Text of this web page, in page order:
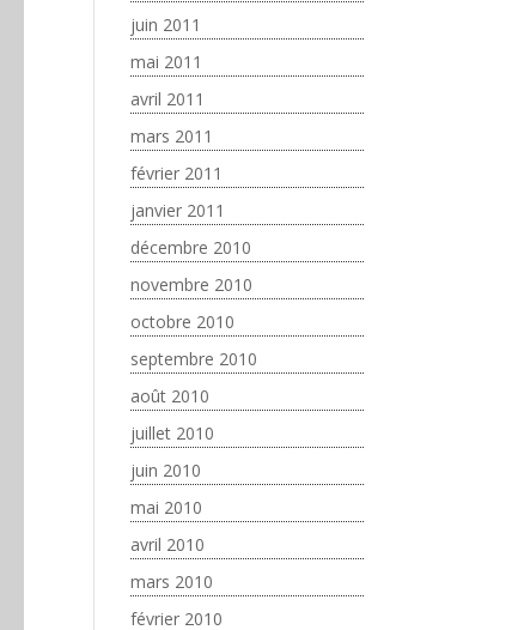
juin 2011
mai 2011
avril 2011
mars 2011
février 2011
janvier 2011
décembre 2010
novembre 2010
octobre 2010
septembre 2010
août 2010
juillet 2010
juin 2010
mai 2010
avril 2010
mars 2010
février 2010